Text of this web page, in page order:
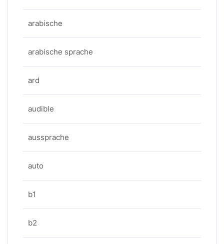
arabische
arabische sprache
ard
audible
aussprache
auto
b1
b2